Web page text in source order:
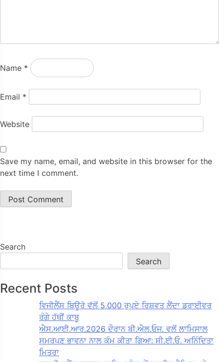
Name *
Email *
Website
Save my name, email, and website in this browser for the
next time I comment.
Search
Search
Recent Posts
ਵਿਜੀਲੈਂਸ ਬਿਊਰੋ ਵੱਲੋਂ 5,000 ਰੁਪਏ ਰਿਸ਼ਵਤ ਲੈਂਦਾ ਡਰਾਈਵਰ
ਰੰਗੇ ਹੱਥੀਂ ਕਾਬੂ
ਐਸ.ਆਈ.ਆਰ.2026 ਦੌਰਾਨ ਬੀ.ਐਲ.ਓਜ. ਵਲੋਂ ਲਾਮਿਸਾਲ
ਸਮਰਪਣ ਭਾਵਨਾ ਨਾਲ ਕੰਮ ਕੀਤਾ ਗਿਆ: ਸੀ.ਈ.ਓ. ਅਨਿੰਦਿਤਾ
ਮਿਤਰਾ